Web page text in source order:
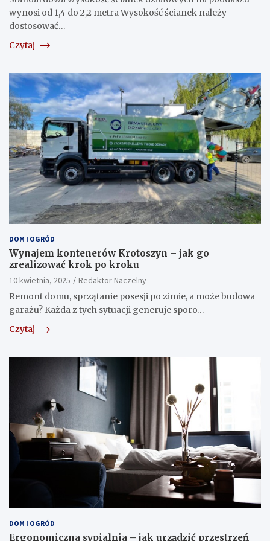
wynosi od 1,4 do 2,2 metra Wysokość ścianek należy
dostosować…
Czytaj
DOM I OGRÓD
Wynajem kontenerów Krotoszyn – jak go
zrealizować krok po kroku
10 kwietnia, 2025
Redaktor Naczelny
Remont domu, sprzątanie posesji po zimie, a może budowa
garażu? Każda z tych sytuacji generuje sporo…
Czytaj
DOM I OGRÓD
Ergonomiczna sypialnia – jak urządzić przestrzeń